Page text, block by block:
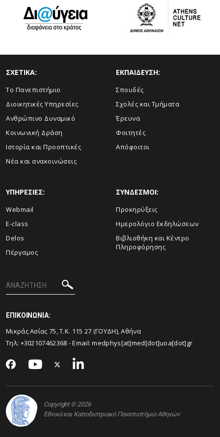
ΣΧΕΤΙΚΑ:
Το Πανεπιστήμιο
Διοικητικές Υπηρεσίες
Ανθρώπινο Δυναμικό
Κοινωνική Δράση
Ιστορία και Προοπτικές
Νέα και ανακοινώσεις
ΕΚΠΑΙΔΕΥΣΗ:
Σπουδές
Σχολές και Τμήματα
Έρευνα
Φοιτητές
Απόφοιτοι
ΥΠΗΡΕΣΙΕΣ:
Webmail
E-class
Delos
Πέργαμος
ΣΥΝΔΕΣΜΟΙ:
Προκηρύξεις
Ημερολόγιο Εκδηλώσεων
Βιβλιοθήκη και Κέντρο
Πληροφόρησης
ΕΠΙΚΟΙΝΩΝΙΑ:
Μικράς Ασίας 75, Τ.Κ. 115 27 (ΓΟΥΔΗ), Αθήνα
Τηλ: +302107462368 - Email:medphys[at]med[dot]uoa[dot]gr
Copyright © 2026
Εθνικό και Καποδιστριακό Πανεπιστήμιο Αθηνών